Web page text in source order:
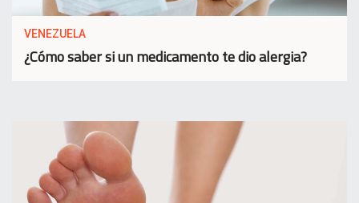
VENEZUELA
¿Cómo saber si un medicamento te dio alergia?